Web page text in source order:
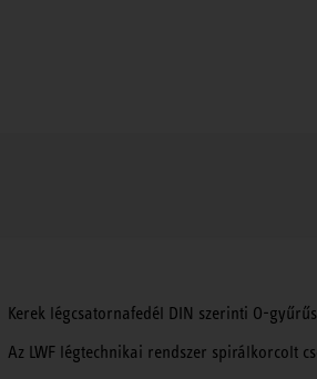
Kerek légcsatornafedél DIN szerinti O-
Az LWF légtechnikai rendszer spirálkorcolt